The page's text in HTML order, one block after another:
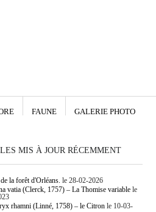
FAUNE GALERIE PHOTO
MIS À JOUR RÉCEMMENT
la forêt d'Orléans. le 28-02-2026
vatia (Clerck, 1757) – La Thomise variablele
rhamni (Linné, 1758) – le Citronle 10-03-